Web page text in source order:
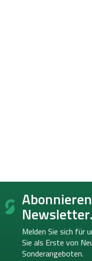
F
ß Newsletter.
Melden Sie sich für
Sie als Erste von
Sonderangeboten.